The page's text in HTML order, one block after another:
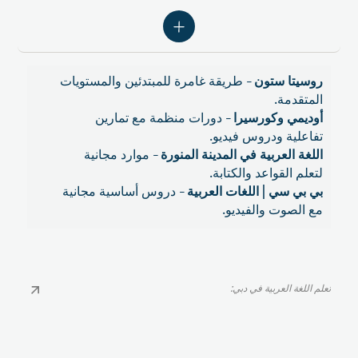
روسيتا ستون - طريقة غامرة للمبتدئين والمستويات
المتقدمة.
أوديمي وكورسيرا - دورات منظمة مع تمارين
تفاعلية ودروس فيديو.
اللغة العربية في المدينة المنورة - موارد مجانية
لتعلم القواعد والكتابة.
بي بي سي | اللغات العربية - دروس أساسية مجانية
مع الصوت والفيديو.
تعلم اللغة العربية في دبي: